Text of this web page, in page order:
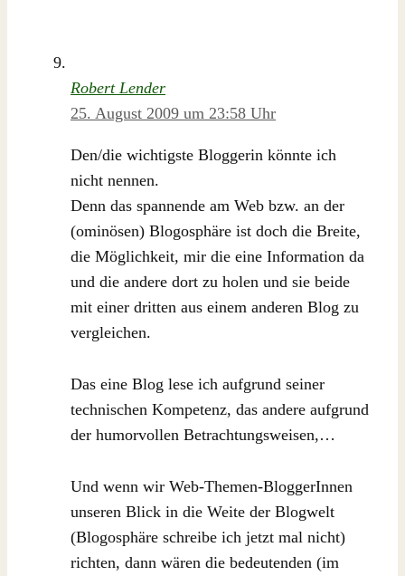
Robert Lender
25. August 2009 um 23:58 Uhr
Den/die wichtigste Bloggerin könnte ich
nicht nennen.
Denn das spannende am Web bzw. an der
(ominösen) Blogosphäre ist doch die Breite,
die Möglichkeit, mir die eine Information da
und die andere dort zu holen und sie beide
mit einer dritten aus einem anderen Blog zu
vergleichen.
Das eine Blog lese ich aufgrund seiner
technischen Kompetenz, das andere aufgrund
der humorvollen Betrachtungsweisen,…
Und wenn wir Web-Themen-BloggerInnen
unseren Blick in die Weite der Blogwelt
(Blogosphäre schreibe ich jetzt mal nicht)
richten, dann wären die bedeutenden (im